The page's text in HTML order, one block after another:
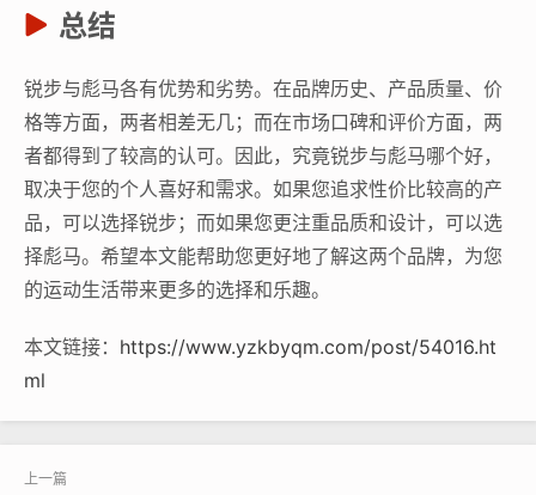
总结
锐步与彪马各有优势和劣势。在品牌历史、产品质量、价
格等方面，两者相差无几；而在市场口碑和评价方面，两
者都得到了较高的认可。因此，究竟锐步与彪马哪个好，
取决于您的个人喜好和需求。如果您追求性价比较高的产
品，可以选择锐步；而如果您更注重品质和设计，可以选
择彪马。希望本文能帮助您更好地了解这两个品牌，为您
的运动生活带来更多的选择和乐趣。
本文链接： https://www.yzkbyqm.com/post/54016.ht
ml